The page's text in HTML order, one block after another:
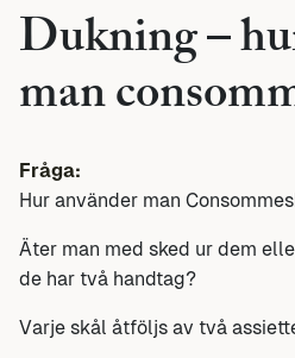
Dukning –
man
Fråga:
Hur använder man
Äter man med sked ur dem
de har två handtag?
Varje skål åtföljs av två